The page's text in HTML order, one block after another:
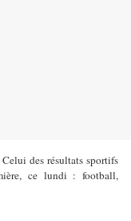
des résultats sportifs
ce lundi : football,